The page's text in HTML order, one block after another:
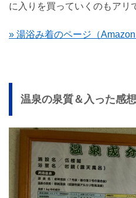
に入りを買っていくのもアリ
» 湯浴み着のページ（Amazon
温泉の泉質＆入った感想